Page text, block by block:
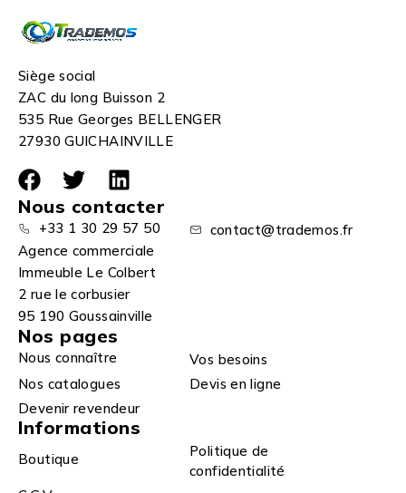
Siège social
ZAC du long Buisson 2
535 Rue Georges BELLENGER
27930 GUICHAINVILLE
Nous contacter
+33 1 30 29 57 50
contact@trademos.fr
Agence commerciale
Immeuble Le Colbert
2 rue le corbusier
95 190 Goussainville
Nos pages
Nous connaître
Vos besoins
Nos catalogues
Devis en ligne
Devenir revendeur
Informations
Boutique
Politique de
confidentialité